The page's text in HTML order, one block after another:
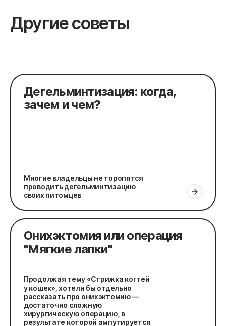
Другие советы
Дегельминтизация: когда,
зачем и чем?
Многие владельцы не торопятся
проводить дегельминтизацию
своих питомцев
Онихэктомия или операция
"Мягкие лапки"
Продолжая тему «Стрижка когтей
у кошек», хотели бы отдельно
рассказать про онихэктомию —
достаточно сложную
хирургическую операцию, в
результате которой ампутируется